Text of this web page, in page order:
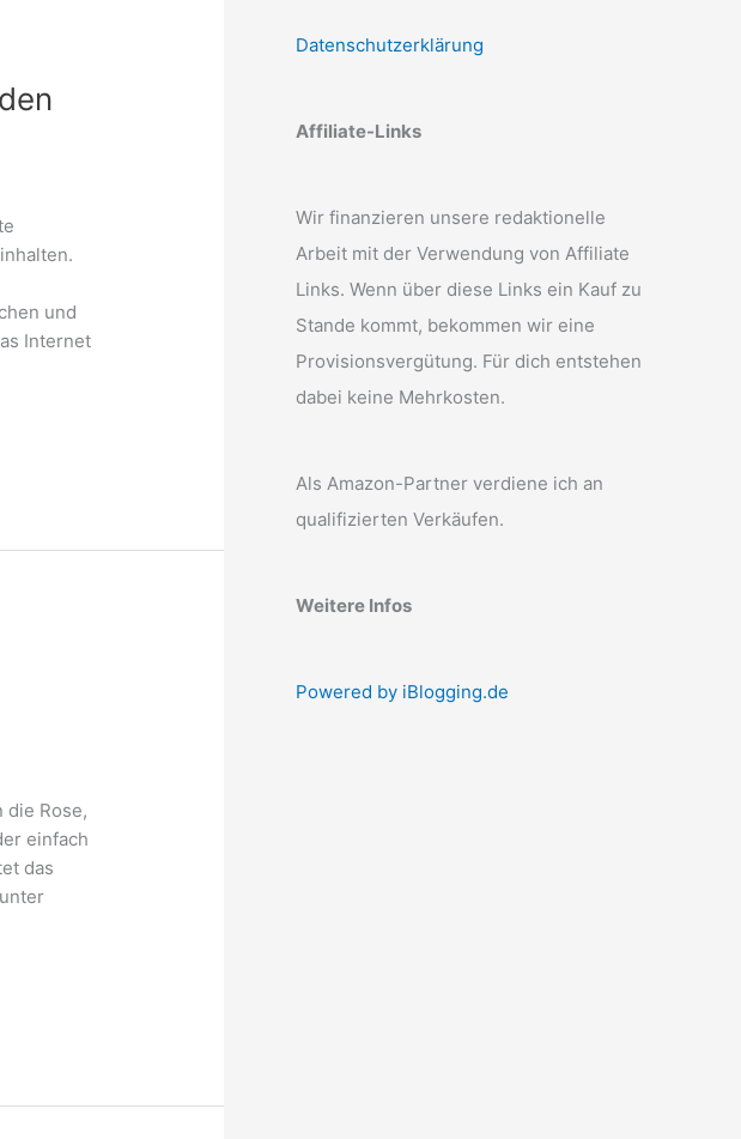
und
Internet
die Rose,
einfach
das
Datenschutzerklärung
Affiliate-Links
Wir finanzieren unsere redaktionelle
Arbeit mit der Verwendung von Affiliate
Links. Wenn über diese Links ein Kauf zu
Stande kommt, bekommen wir eine
Provisionsvergütung. Für dich entstehen
dabei keine Mehrkosten.
Als Amazon-Partner verdiene ich an
qualifizierten Verkäufen.
Weitere Infos
Powered by iBlogging.de